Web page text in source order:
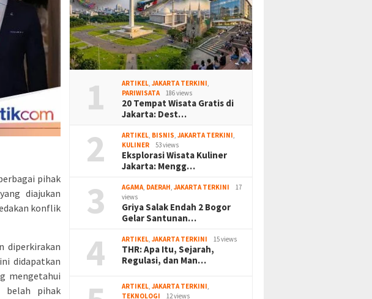
pihak
diajukan
konflik
diperkirakan
didapatkan
mengetahui
belah pihak
1 ARTIKEL ,JAKARTA TERKINI
PARIWISATA
186 views
20 Tempat Wisata Gratis di
Jakarta: Dest…
2 ARTIKEL BISNIS ,JAKARTA TERKINI
KULINER
53 views
Eksplorasi Wisata Kuliner
Jakarta: Mengg…
3 AGAMA DAERAH ,JAKARTA TERKINI
17
views
Griya Salak Endah 2 Bogor
Gelar Santunan…
4 ARTIKEL ,JAKARTA TERKINI 15 views
THR: Apa Itu, Sejarah,
Regulasi, dan Man…
ARTIKEL ,JAKARTA TERKINI
TEKNOLOGI
12 views